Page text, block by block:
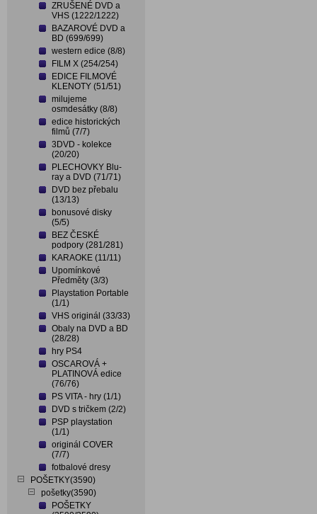
ZRUŠENÉ DVD a
VHS (1222/1222)
BAZAROVÉ DVD a
BD (699/699)
western edice (8/8)
FILM X (254/254)
EDICE FILMOVÉ
KLENOTY (51/51)
milujeme
osmdesátky (8/8)
edice historických
filmů (7/7)
3DVD - kolekce
(20/20)
PLECHOVKY Blu-
ray a DVD (71/71)
DVD bez přebalu
(13/13)
bonusové disky
(5/5)
BEZ ČESKÉ
podpory (281/281)
KARAOKE (11/11)
Upomínkové
Předměty (3/3)
Playstation Portable
(1/1)
VHS originál (33/33)
Obaly na DVD a BD
(28/28)
hry PS4
OSCAROVÁ +
PLATINOVÁ edice
(76/76)
PS VITA - hry (1/1)
DVD s tričkem (2/2)
PSP playstation
(1/1)
originál COVER
(7/7)
fotbalové dresy
POŠETKY(3590)
pošetky(3590)
POŠETKY